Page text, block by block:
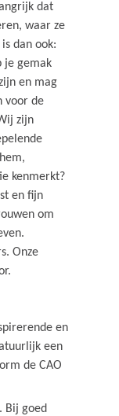
dat
waar ze
dan ook:
je gemak
en mag
voor de
zijn
kenmerkt?
en fijn
om
Onze
en
een
de CAO
Bij goed